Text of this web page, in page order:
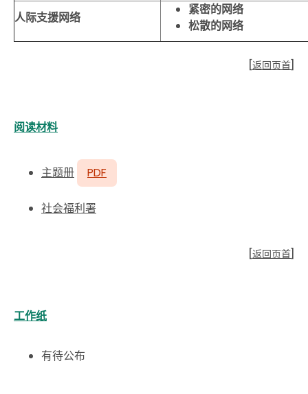
人际支援网络
紧密的网络
松散的网络
[返回页首]
阅读材料
主题册 PDF
社会福利署
[返回页首]
工作纸
有待公布